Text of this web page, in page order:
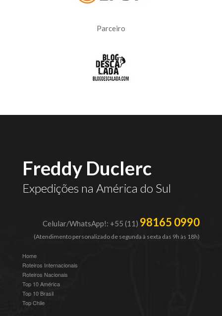
Parceiro
Freddy Duclerc
Expedições na América do Sul
Celular/WhatsApp!: +55 (11) 98165 0990
(Atendimento personalizado de segunda à sexta das 9h às 18h)
Home
Roteiros Internacionais
Roteiros Nacionais
Top 10 América
Top 10 Brasil
Top Chile